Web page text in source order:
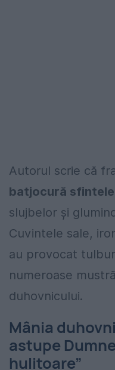
Autorul scrie că
batjocură
slujbelor și
Cuvintele sale,
au provocat
numeroase
duhovnicului.
Mânia
astupe
hulitoare”